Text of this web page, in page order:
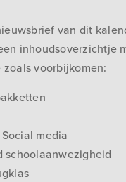
van dit
inhoudsoverzichtje
voorbijkomen:
media
schoolaanwezigheid